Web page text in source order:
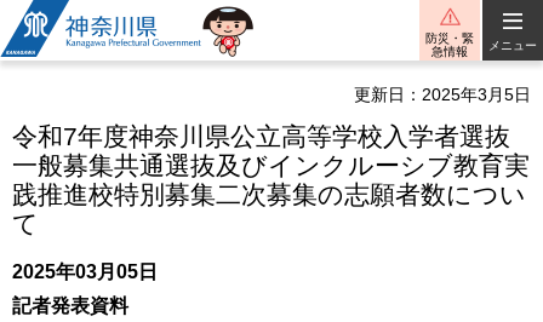
神奈川県
防災・緊
急情報
メニュー
更新日：2025年3月5日
令和7年度神奈川県公立高等学校入学者選抜
一般募集共通選抜及びインクルーシブ教育実
践推進校特別募集二次募集の志願者数につい
て
2025年03月05日
記者発表資料